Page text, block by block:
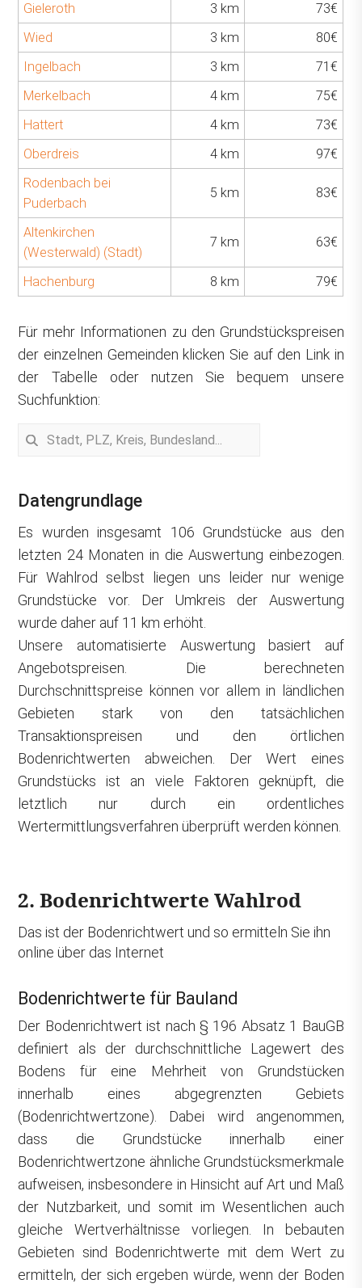
Gieleroth 3 km
73€
Wied
3 km
80€
Ingelbach
3 km
71€
Merkelbach
4 km
75€
Hattert
4 km
73€
Oberdreis
4 km
97€
Rodenbach bei
Puderbach
5 km 83€
Altenkirchen
(Westerwald) (Stadt)
7 km 63€
Hachenburg 8 km 79€
Für mehr Informationen zu den Grundstückspreisen
der einzelnen Gemeinden klicken Sie auf den Link in
der Tabelle oder nutzen Sie bequem unsere
Suchfunktion:
Datengrundlage
Es wurden insgesamt 106 Grundstücke aus den
letzten 24 Monaten in die Auswertung einbezogen.
Für Wahlrod selbst liegen uns leider nur wenige
Grundstücke vor. Der Umkreis der Auswertung
wurde daher auf 11 km erhöht.
Unsere automatisierte Auswertung basiert auf
Angebotspreisen. Die berechneten
Durchschnittspreise können vor allem in ländlichen
Gebieten stark von den tatsächlichen
Transaktionspreisen und den örtlichen
Bodenrichtwerten abweichen. Der Wert eines
Grundstücks ist an viele Faktoren geknüpft, die
letztlich nur durch ein ordentliches
Wertermittlungsverfahren überprüft werden können.
2. Bodenrichtwerte Wahlrod
Das ist der Bodenrichtwert und so ermitteln Sie ihn
online über das Internet
Bodenrichtwerte für Bauland
Der Bodenrichtwert ist nach § 196 Absatz 1 BauGB
definiert als der durchschnittliche Lagewert des
Bodens für eine Mehrheit von Grundstücken
innerhalb eines abgegrenzten Gebiets
(Bodenrichtwertzone). Dabei wird angenommen,
dass die Grundstücke innerhalb einer
Bodenrichtwertzone ähnliche Grundstücksmerkmale
aufweisen, insbesondere in Hinsicht auf Art und Maß
der Nutzbarkeit, und somit im Wesentlichen auch
gleiche Wertverhältnisse vorliegen. In bebauten
Gebieten sind Bodenrichtwerte mit dem Wert zu
ermitteln, der sich ergeben würde, wenn der Boden